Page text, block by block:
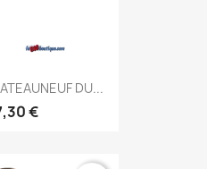
DU...
€